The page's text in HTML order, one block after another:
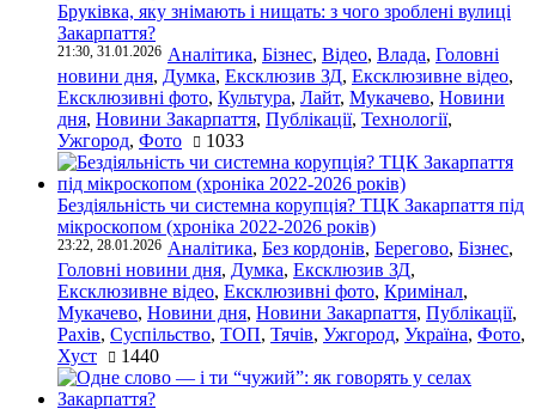
Бруківка, яку знімають і нищать: з чого зроблені вулиці
Закарпаття?
21:30, 31.01.2026 Аналітика, Бізнес, Відео, Влада, Головні
новини дня, Думка, Ексклюзив ЗД, Ексклюзивне відео,
Ексклюзивні фото, Культура, Лайт, Мукачево, Новини
дня, Новини Закарпаття, Публікації, Технології,
Ужгород, Фото 1033
Бездіяльність чи системна корупція? ТЦК Закарпаття під
мікроскопом (хроніка 2022-2026 років)
23:22, 28.01.2026 Аналітика, Без кордонів, Берегово, Бізнес,
Головні новини дня, Думка, Ексклюзив ЗД,
Ексклюзивне відео, Ексклюзивні фото, Кримінал,
Мукачево, Новини дня, Новини Закарпаття, Публікації,
Рахів, Суспільство, ТОП, Тячів, Ужгород, Україна, Фото,
Хуст
1440